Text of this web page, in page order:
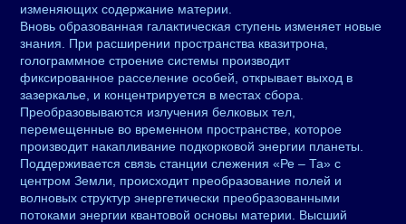
изменяющих содержание материи.
Вновь образованная галактическая ступень изменяет новые
знания. При расширении пространства квазитрона,
голограммное строение системы производит
фиксированное расселение особей, открывает выход в
зазеркалье, и концентрируется в местах сбора.
Преобразовываются излучения белковых тел,
перемещенные во временном пространстве, которое
производит накапливание подкорковой энергии планеты.
Поддерживается связь станции слежения «Ре – Та» с
центром Земли, происходит преобразование полей и
волновых структур энергетически преобразованными
потоками энергии квантовой основы материи. Высший